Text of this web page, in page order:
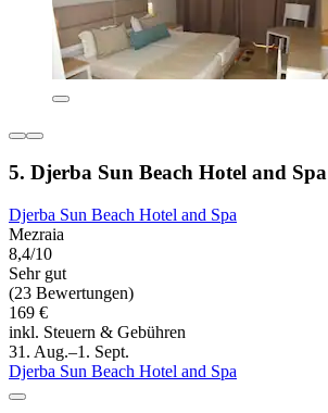
5. Djerba Sun Beach Hotel and Spa
Djerba Sun Beach Hotel and Spa
Mezraia
8,4/10
Sehr gut
(23 Bewertungen)
169 €
inkl. Steuern & Gebühren
31. Aug.–1. Sept.
Djerba Sun Beach Hotel and Spa